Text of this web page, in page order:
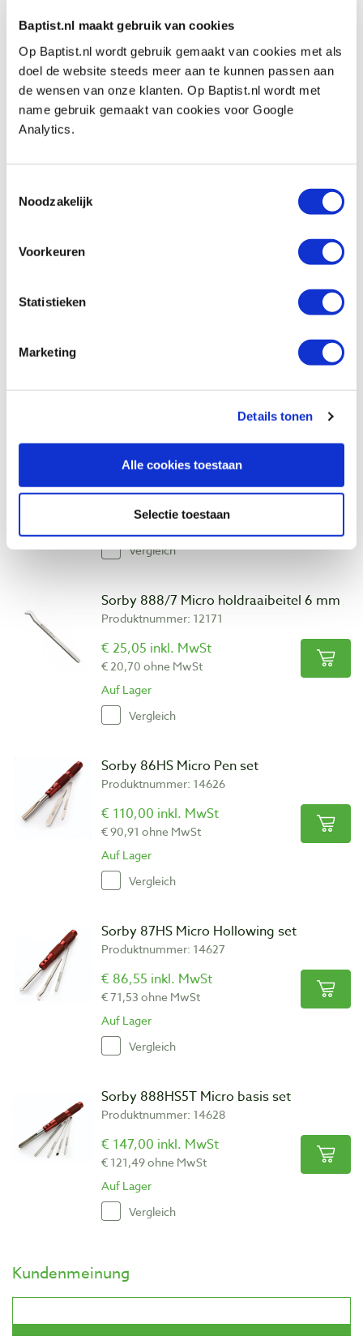
Baptist.nl maakt gebruik van cookies
Op Baptist.nl wordt gebruik gemaakt van cookies met als
doel de website steeds meer aan te kunnen passen aan
de wensen van onze klanten. Op Baptist.nl wordt met
name gebruik gemaakt van cookies voor Google
Analytics.
Noodzakelijk
Voorkeuren
Statistieken
Marketing
Details tonen
Alle cookies toestaan
Selectie toestaan
Auch ansehen
Sorby 888/8 Micro schuine beitel 6 mm
Sorby 888/6 Micro afsteekbeitel 10 mm
€ 109,00 inkl. MwSt
Vergleich
Sorby 888/7 Micro holdraaibeitel 6 mm
Produktnummer: 12171
€ 25,05 inkl. MwSt
€ 20,70 ohne MwSt
Auf Lager
Vergleich
Sorby 86HS Micro Pen set
Produktnummer: 14626
€ 110,00 inkl. MwSt
€ 90,91 ohne MwSt
Auf Lager
Vergleich
Sorby 87HS Micro Hollowing set
Produktnummer: 14627
€ 86,55 inkl. MwSt
€ 71,53 ohne MwSt
Auf Lager
Vergleich
Sorby 888HS5T Micro basis set
Produktnummer: 14628
€ 147,00 inkl. MwSt
€ 121,49 ohne MwSt
Auf Lager
Vergleich
Kundenmeinung